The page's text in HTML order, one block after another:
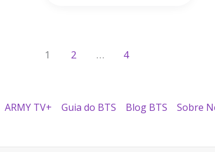
1 2 … 4
ARMY TV+ Guia do BTS Blog BTS Sobre